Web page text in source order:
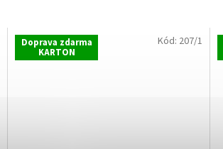
Doprava zdarma
KARTON
Kód: 207/1